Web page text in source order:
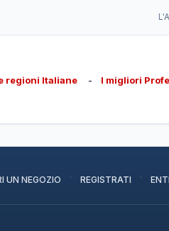
regioni Italiane - I migliori
UN NEGOZIO · REGISTRATI ·